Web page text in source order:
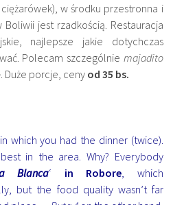
w środku przestronna i
jest rzadkością. Restauracja
najlepsze jakie dotychczas
Polecam szczególnie majadito
. Duże porcje, ceny od 35 bs.
which you had the dinner (twice).
in the area. Why? Everybody
Blanca‘ in Robore, which
but the food quality wasn’t far